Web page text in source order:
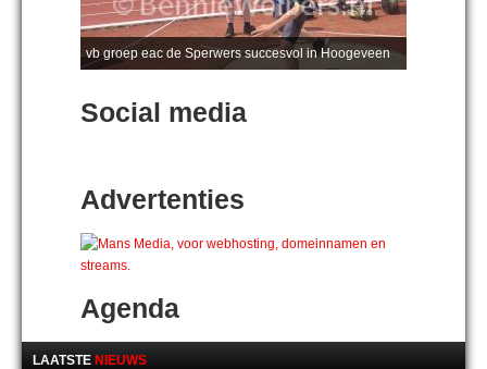
vb groep eac de Sperwers succesvol in Hoogeveen
Social media
Advertenties
Agenda
LAATSTE NIEUWS